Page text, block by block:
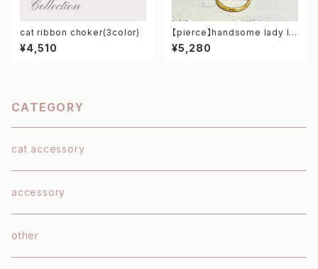
cat ribbon choker(3color)
¥4,510
【pierce】handsome lady lo
ng pierce
¥5,280
CATEGORY
cat accessory
accessory
other